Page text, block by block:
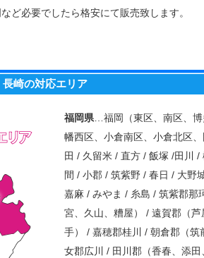
ど必要でしたら格安にて販売致します。
崎の対応エリア
福岡県 …福岡（東区、南区、
幡西区、小倉南区、小倉北区
田 / 久留米 / 直方 / 飯塚 /田川
間 / 小郡 / 筑紫野 / 春日 / 大野
嘉麻 / みやま / 糸島 / 筑紫郡那
宮、久山、糟屋） / 遠賀郡（
手） / 嘉穂郡桂川 / 朝倉郡（
女郡広川 / 田川郡（香春、添